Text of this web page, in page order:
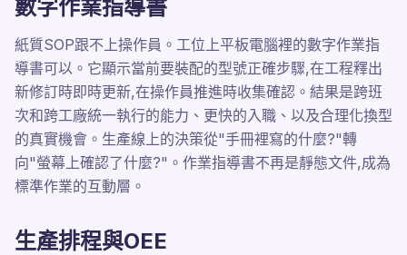
數字作業指導書
紙質SOP跟不上操作員。工位上平板電腦裡的數字作業指
導書可以。它顯示當前要裝配的型號正確步驟,在工程釋出
新修訂時即時更新,在操作員推進時收集確認。結果是跨班
次和跨工廠統一執行的能力、更快的入職、以及合理化換型
的真實機會。生產線上的決策從"手冊裡寫的什麼?"轉
向"螢幕上確認了什麼?"。作業指導書不再是靜態文件,成為
標準作業的互動層。
生產排程與OEE